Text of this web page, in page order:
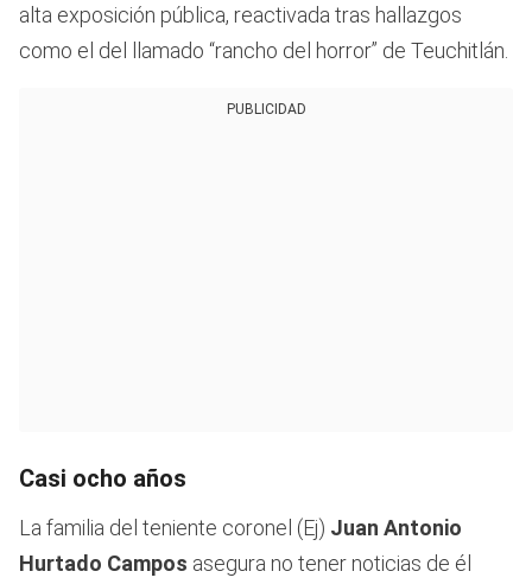
alta exposición pública, reactivada tras hallazgos
como el del llamado “rancho del horror” de Teuchitlán.
PUBLICIDAD
Casi ocho años
La familia del teniente coronel (Ej) Juan Antonio
Hurtado Campos asegura no tener noticias de él